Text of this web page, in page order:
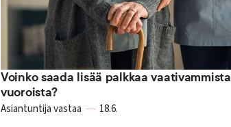
Voinko saada lisää palkkaa vaativammista
vuoroista?
Asiantuntija vastaa 18.6.